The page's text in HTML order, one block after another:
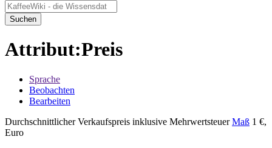
Suchen
Attribut:Preis
Sprache
Beobachten
Bearbeiten
Durchschnittlicher Verkaufspreis inklusive MehrwertsteuerMaß 1 €,
Euro